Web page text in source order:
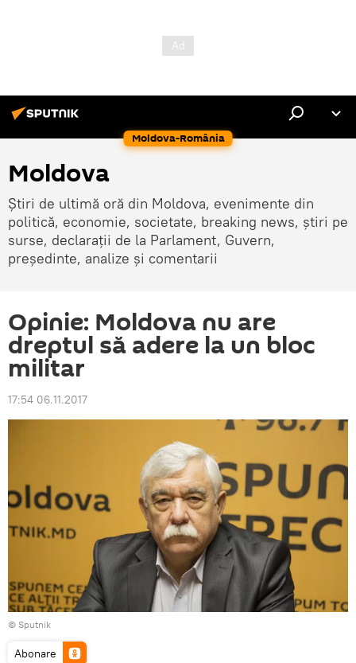
Moldova-România
Moldova
Știri de ultimă oră din Moldova, evenimente din
politică, economie, societate, breaking news, știri pe
surse, declarații de la Parlament, Guvern,
președinte, analize și comentarii
Opinie: Moldova nu are
dreptul să adere la un bloc
militar
17:54 06.11.2017
© Sputnik
Abonare